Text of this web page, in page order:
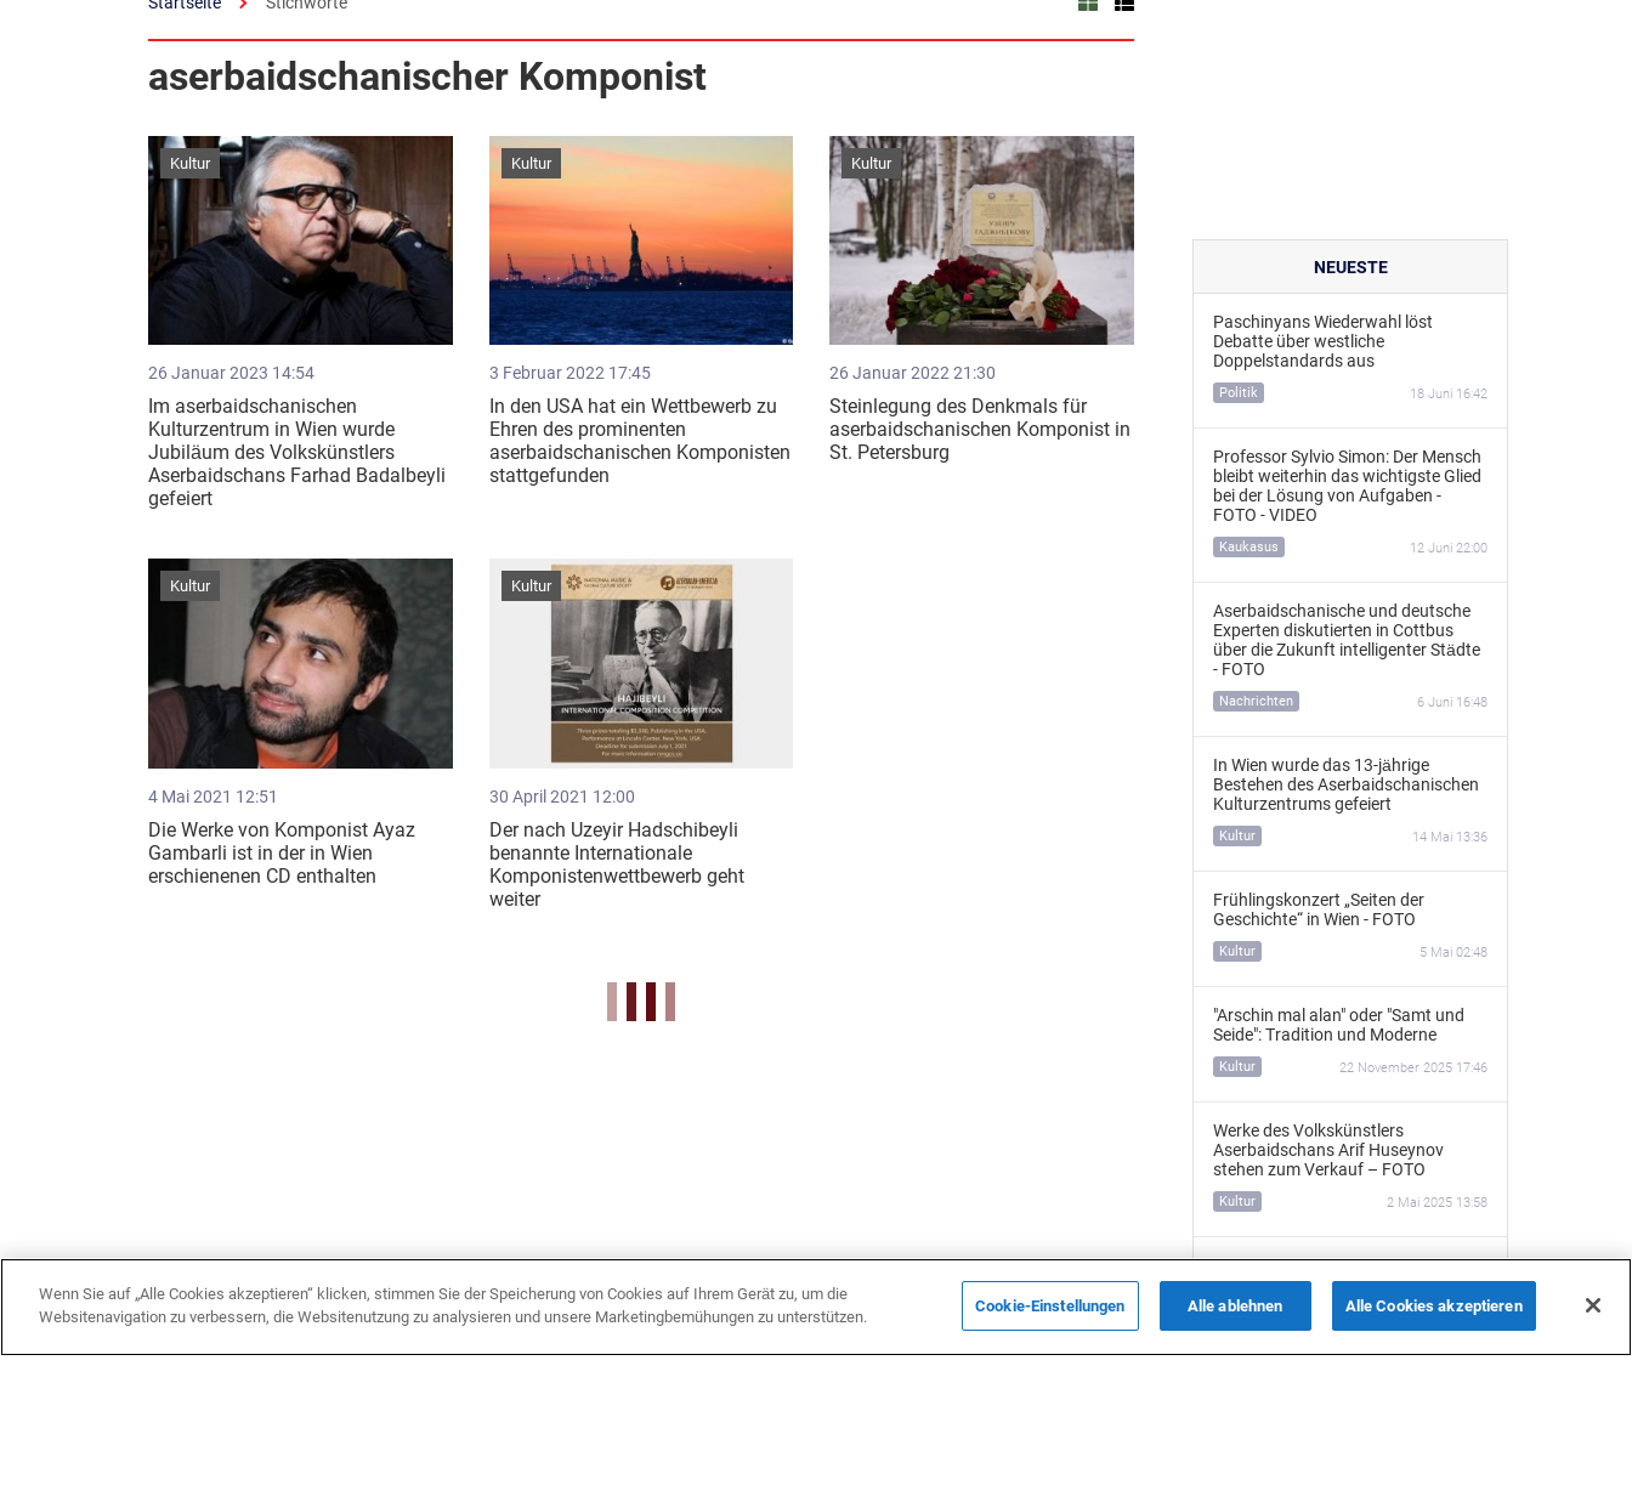
aserbaidschanischer Komponist
26 Januar 2023 14:54
Im aserbaidschanischen
Kulturzentrum in Wien wurde
Jubiläum des Volkskünstlers
Aserbaidschans Farhad Badalbeyli
gefeiert
Kultur
3 Februar 2022 17:45
In den USA hat ein Wettbewerb zu
Ehren des prominenten
aserbaidschanischen Komponisten
stattgefunden
Kultur
26 Januar 2022 21:30
Steinlegung des Denkmals für
aserbaidschanischen Komponist in
St. Petersburg
Kultur
4 Mai 2021 12:51
Die Werke von Komponist Ayaz
Gambarli ist in der in Wien
erschienenen CD enthalten
Kultur
30 April 2021 12:00
Der nach Uzeyir Hadschibeyli
benannte Internationale
Komponistenwettbewerb geht
weiter
Kultur
NEUESTE
Paschinyans Wiederwahl löst
Debatte über westliche
Doppelstandards aus
Politik 18 Juni 16:42
Professor Sylvio Simon: Der Mensch
bleibt weiterhin das wichtigste Glied
bei der Lösung von Aufgaben -
FOTO - VIDEO
Kaukasus 12 Juni 22:00
Aserbaidschanische und deutsche
Experten diskutierten in Cottbus
über die Zukunft intelligenter Städte
- FOTO
Nachrichten 6 Juni 16:48
In Wien wurde das 13‑jährige
Bestehen des Aserbaidschanischen
Kulturzentrums gefeiert
Kultur 14 Mai 13:36
Frühlingskonzert „Seiten der
Geschichte“ in Wien - FOTO
Kultur 5 Mai 02:48
"Arschin mal alan" oder "Samt und
Seide": Tradition und Moderne
Kultur 22 November 2025 17:46
Werke des Volkskünstlers
Aserbaidschans Arif Huseynov
stehen zum Verkauf – FOTO
Kultur 2 Mai 2025 13:58
Der deutsche Architekt von Baku -
Nikolaus von der Nonne
(Videoreportage)
Kultur
ALLE NACHRICHTEN
Wenn Sie auf „Alle Cookies akzeptieren“ klicken, stimmen Sie der Speicherung von Cookies auf Ihrem Gerät zu, um die
Websitenavigation zu verbessern, die Websitenutzung zu analysieren und unsere Marketingbemühungen zu unterstützen.
Cookie-Einstellungen Alle ablehnen Alle Cookies akzeptieren